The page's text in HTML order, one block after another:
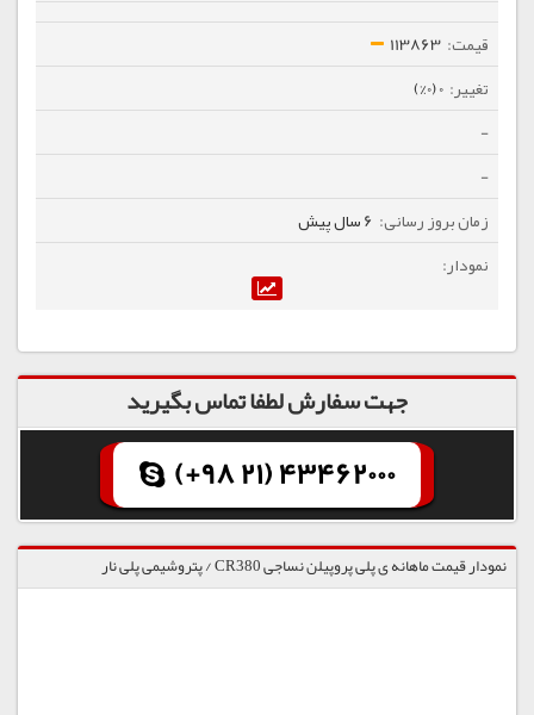
113863
0 (0%)
-
-
6 سال پیش
جهت سفارش لطفا تماس بگیرید
(+98 21) 43462000
نمودار قیمت ماهانه ی پلی پروپیلن نساجی CR380 / پتروشیمی پلی نار